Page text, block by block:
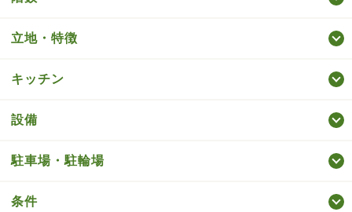
立地・特徴
キッチン
設備
駐車場・駐輪場
条件